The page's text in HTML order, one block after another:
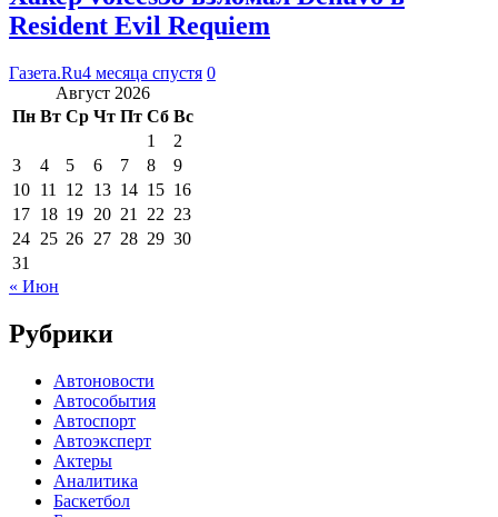
Resident Evil Requiem
Газета.Ru4 месяца спустя 0
Август 2026
Пн Вт Ср Чт Пт Сб Вс
1
2
3
4 5 6 7 8
9
10 11 12 13 14 15 16
17 18 19 20 21 22 23
24 25 26 27 28 29 30
31
« Июн
Рубрики
Автоновости
Автособытия
Автоспорт
Автоэксперт
Актеры
Аналитика
Баскетбол